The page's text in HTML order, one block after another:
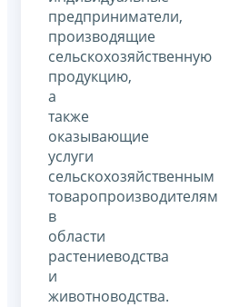
предприниматели,
производящие
сельскохозяйственную
продукцию,
а
также
оказывающие
услуги
сельскохозяйственным
товаропроизводителям
в
области
растениеводства
и
животноводства.